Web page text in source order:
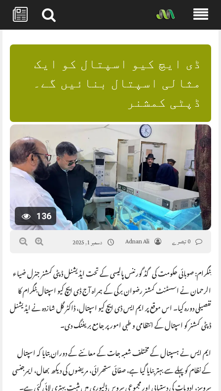
content
ڈی ایچ کیو اسپتال کو ایک
مثالی اسپتال بنائیں گے۔
ڈپٹی کمشنر
136
Adnan Ali دسمبر 1, 2025
بٹگرام: صوبائی حکومت کی گڈ گورننس پالیسی کے تحت ایڈیشنل ڈپٹی کمشنر جنرل ضیاء
الرحمان نے اسسٹنٹ کمشنر رضوان برکی کے ہمراہ آج ڈی ایچ کیو اسپتال بٹگرام کا
تفصیلی دورہ کیا۔ اس موقع پر ایم ایس ڈی ایچ کیو اسپتال، ڈاکٹر گل شازدہ نے ایڈیشنل
ڈپٹی کمشنر کو اسپتال کے انتظامی و طبی امور پر جامع بریفنگ دی۔
ایم ایس نے ہسپتال کے مختلف شعبہ جات کے معائنے کے دوران بتایا کہ اسپتال
کے نظام کو پہلے سے بہتر بنایا گیا ہے، صفائی ستھرائی، مریضوں کی دیکھ بھال، ایمرجنسی
سروسز، ادویات کی دستیابی اور مجموعی سروس ڈلیوری میں مثبت بہتری لائی گئی ہے۔